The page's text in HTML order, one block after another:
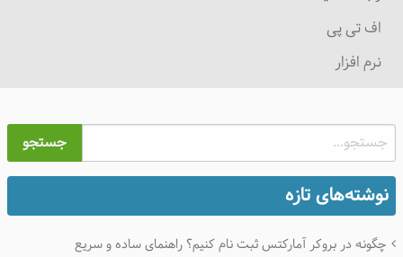
اف تی پی
نرم افزار
جستجو
نوشته‌های تازه
چگونه در بروکر آمارکتس ثبت نام کنیم؟ راهنمای ساده و سریع